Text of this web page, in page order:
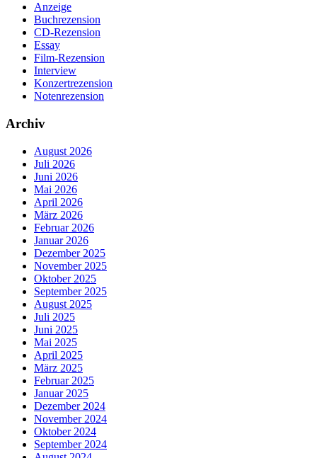
Anzeige
Buchrezension
CD-Rezension
Essay
Film-Rezension
Interview
Konzertrezension
Notenrezension
Archiv
August 2026
Juli 2026
Juni 2026
Mai 2026
April 2026
März 2026
Februar 2026
Januar 2026
Dezember 2025
November 2025
Oktober 2025
September 2025
August 2025
Juli 2025
Juni 2025
Mai 2025
April 2025
März 2025
Februar 2025
Januar 2025
Dezember 2024
November 2024
Oktober 2024
September 2024